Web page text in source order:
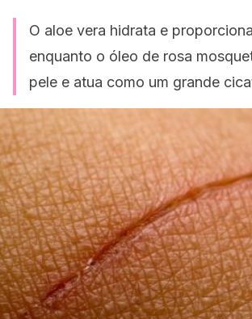
O aloe vera hidrata e
enquanto o óleo de rosa
pele e atua como um grande